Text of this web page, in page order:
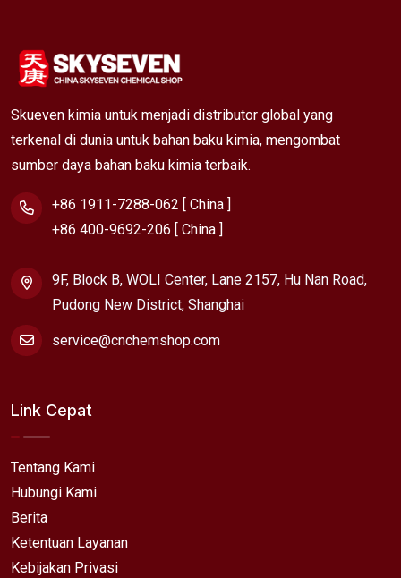
Skueven kimia untuk menjadi distributor global yang
terkenal di dunia untuk bahan baku kimia, mengombat
sumber daya bahan baku kimia terbaik.
+86 1911-7288-062 [ China ]
+86 400-9692-206 [ China ]
9F, Block B, WOLI Center, Lane 2157, Hu Nan Road,
Pudong New District, Shanghai
service@cnchemshop.com
Link Cepat
Tentang Kami
Hubungi Kami
Berita
Ketentuan Layanan
Kebijakan Privasi